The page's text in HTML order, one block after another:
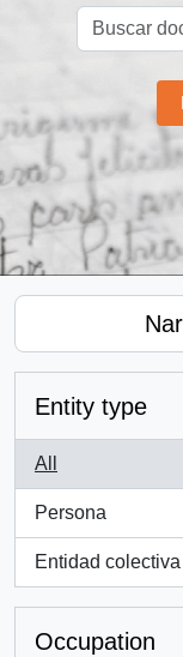
Entity type
All
Persona
, 9 results
Entidad colectiva
, 2 results
Occupation